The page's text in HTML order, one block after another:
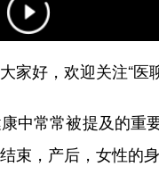
家好，欢迎关注“医
常常被提及的重
束，产后，女性的